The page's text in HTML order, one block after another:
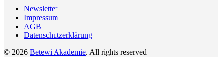
Newsletter
Impressum
AGB
Datenschutzerklärung
© 2026 Betewi Akademie. All rights reserved